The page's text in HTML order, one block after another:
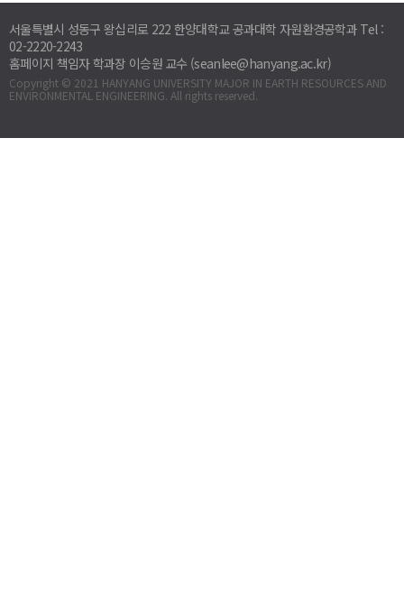
서울특별시 성동구 왕십리로 222 한양대학교 공과대학 자원환경공학과 Tel :
02-2220-2243
홈페이지 책임자 학과장 이승원 교수 (seanlee@hanyang.ac.kr)
Copyright © 2021 HANYANG UNIVERSITY MAJOR IN EARTH RESOURCES AND
ENVIRONMENTAL ENGINEERING. All rights reserved.